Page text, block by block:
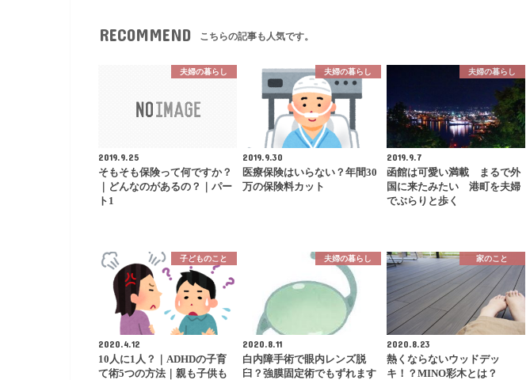
RECOMMEND こちらの記事も人気です。
夫婦の暮らし
2019.9.25
そもそも保険って何ですか？
｜どんなのがあるの？｜パー
ト1
夫婦の暮らし
2019.9.30
医療保険はいらない？年間30
万の保険料カット
夫婦の暮らし
2019.9.7
函館は可愛い満載 まるで外
国に来たみたい 港町を夫婦
でぶらりと歩く
子どものこと
2020.4.12
10人に1人？｜ADHDの子育
て術5つの方法｜親も子供も
夫婦の暮らし
2020.8.11
白内障手術で眼内レンズ脱
臼？強膜固定術でもずれます
家のこと
2020.8.23
熱くならないウッドデッ
キ！？MINO彩木とは？